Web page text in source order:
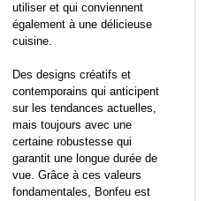
utiliser et qui conviennent
également à une délicieuse
cuisine.
Des designs créatifs et
contemporains qui anticipent
sur les tendances actuelles,
mais toujours avec une
certaine robustesse qui
garantit une longue durée de
vue. Grâce à ces valeurs
fondamentales, Bonfeu est